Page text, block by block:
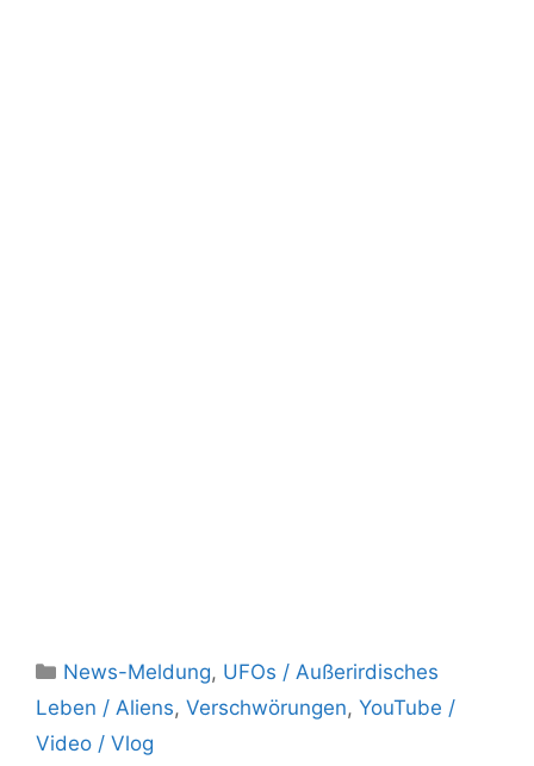
Kategorien
News-Meldung, UFOs / Außerirdisches
Leben / Aliens, Verschwörungen, YouTube /
Video / Vlog